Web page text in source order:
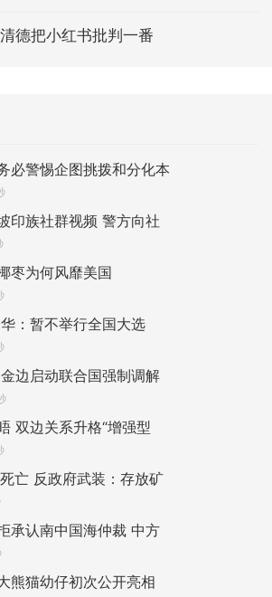
德把小红书批判一番
必警惕企图挑拨和分化本
印族社群视频 警方向社
枣为何风靡美国
：暂不举行全国大选
边启动联合国强制调解
双边关系升格“增强型
亡 反政府武装：存放矿
承认南中国海仲裁 中方
熊猫幼仔初次公开亮相